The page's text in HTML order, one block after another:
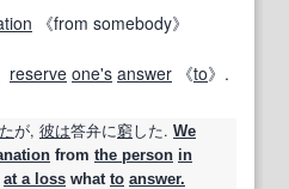
《from somebody》
reserve one's answer 《to》.
が, 彼は答弁に窮した. We
from the person in
at a loss what to answer.